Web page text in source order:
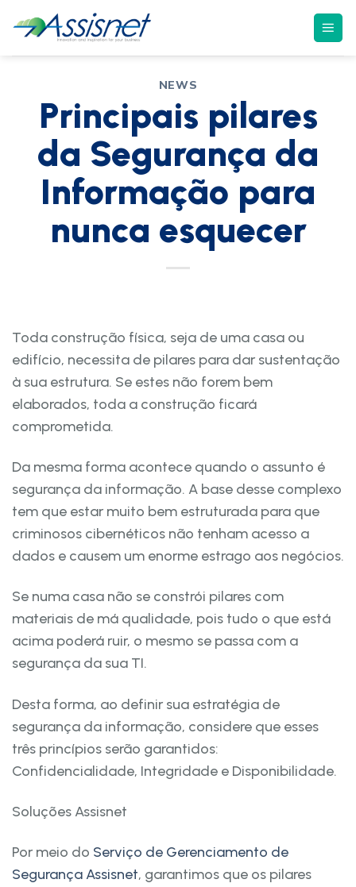
NEWS
Principais pilares
da Segurança da
Informação para
nunca esquecer
Toda construção física, seja de uma casa ou
edifício, necessita de pilares para dar sustentação
à sua estrutura. Se estes não forem bem
elaborados, toda a construção ficará
comprometida.
Da mesma forma acontece quando o assunto é
segurança da informação. A base desse complexo
tem que estar muito bem estruturada para que
criminosos cibernéticos não tenham acesso a
dados e causem um enorme estrago aos negócios.
Se numa casa não se constrói pilares com
materiais de má qualidade, pois tudo o que está
acima poderá ruir, o mesmo se passa com a
segurança da sua TI.
Desta forma, ao definir sua estratégia de
segurança da informação, considere que esses
três princípios serão garantidos:
Confidencialidade, Integridade e Disponibilidade.
Soluções Assisnet
Por meio do Serviço de Gerenciamento de
Segurança Assisnet, garantimos que os pilares